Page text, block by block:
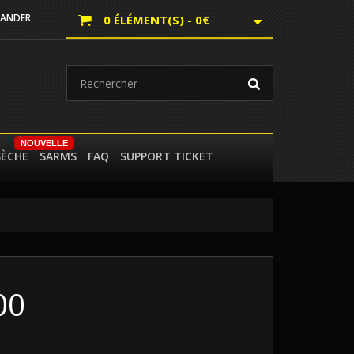
0 ÉLÉMENT(S) - 0€
SARMS
NOUVELLE
FAQ SUPPORT TICKET